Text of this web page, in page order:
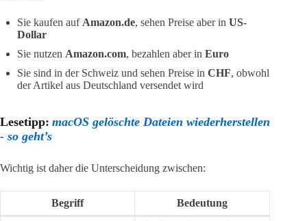
Sie kaufen auf Amazon.de, sehen Preise aber in US-
Dollar
Sie nutzen Amazon.com, bezahlen aber in Euro
Sie sind in der Schweiz und sehen Preise in CHF, obwohl
der Artikel aus Deutschland versendet wird
Lesetipp: macOS gelöschte Dateien wiederherstellen
- so geht’s
Wichtig ist daher die Unterscheidung zwischen:
Begriff Bedeutung